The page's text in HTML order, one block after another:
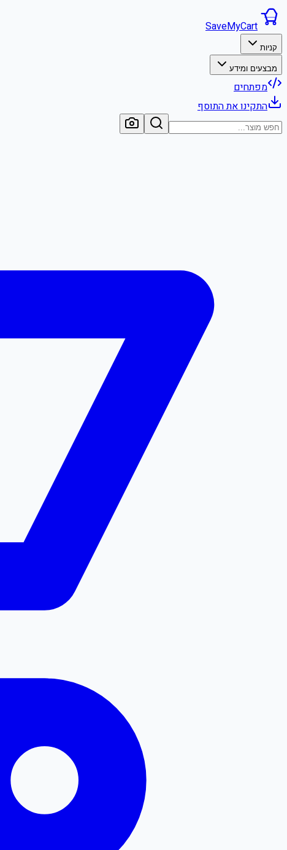
SaveMyCart
קניות
מבצעים ומידע
מפתחים
התקינו את התוסף